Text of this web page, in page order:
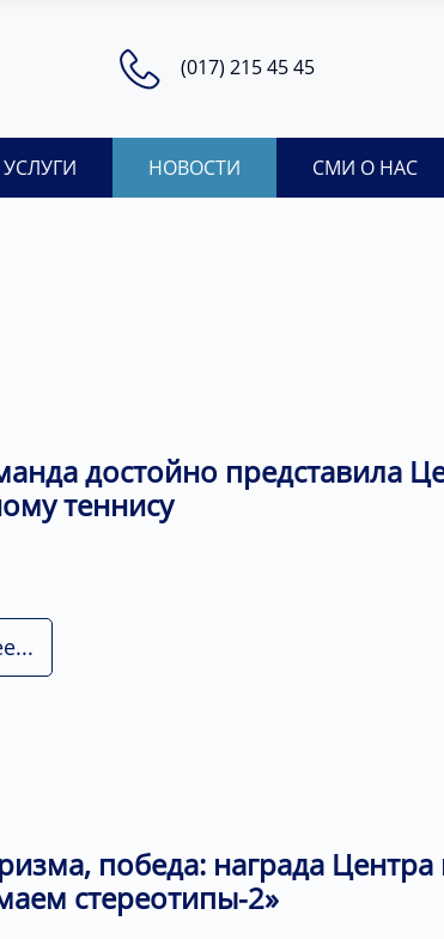
(017) 215 45 45
УСЛУГИ НОВОСТИ СМИ О НАС
достойно представила
теннису
победа: награда
стереотипы-2»